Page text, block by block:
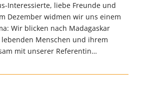
Interessierte, liebe Freunde und
Dezember widmen wir uns einem
Wir blicken nach Madagaskar
Menschen und ihrem
mit unserer Referentin…